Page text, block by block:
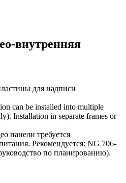
внутренняя
для надписи
can be installed into multiple
Installation in separate frames or
панели требуется
Рекомендуется: NG 706-
по планированию).